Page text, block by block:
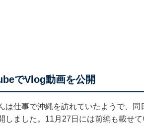
でVlog動画を公開
は仕事で沖縄を訪れていたようで、
しました。11月27日には前編も載せ